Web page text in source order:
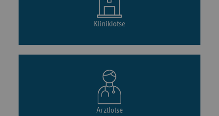
Kliniklotse
Arztlotse